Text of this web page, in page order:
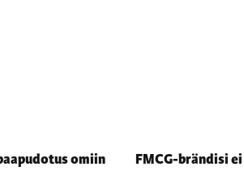
omiin
FMCG-brändisi